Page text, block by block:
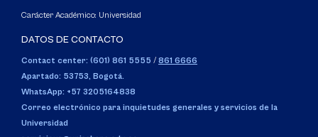
Carácter Académico: Universidad
DATOS DE CONTACTO
Contact center: (601) 861 5555 / 861 6666
Apartado: 53753, Bogotá.
WhatsApp: +57 3205164838
Correo electrónico para inquietudes generales y servicios de la
Universidad